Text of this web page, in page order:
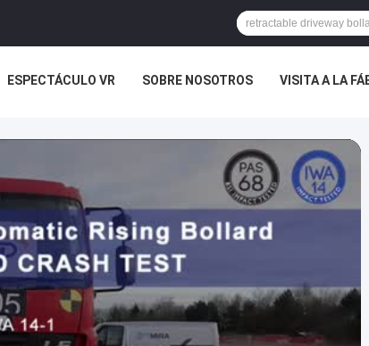
ESPECTÁCULO VR SOBRE NOSOTROS VISITA A LA